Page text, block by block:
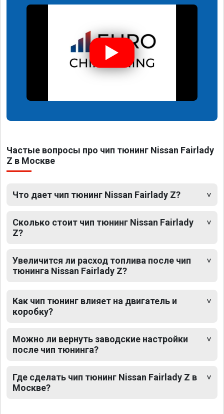
Частые вопросы про чип тюнинг Nissan Fairlady
Z в Москве
Что дает чип тюнинг Nissan Fairlady Z?
Сколько стоит чип тюнинг Nissan Fairlady
Z?
Увеличится ли расход топлива после чип
тюнинга Nissan Fairlady Z?
Как чип тюнинг влияет на двигатель и
коробку?
Можно ли вернуть заводские настройки
после чип тюнинга?
Где сделать чип тюнинг Nissan Fairlady Z в
Москве?